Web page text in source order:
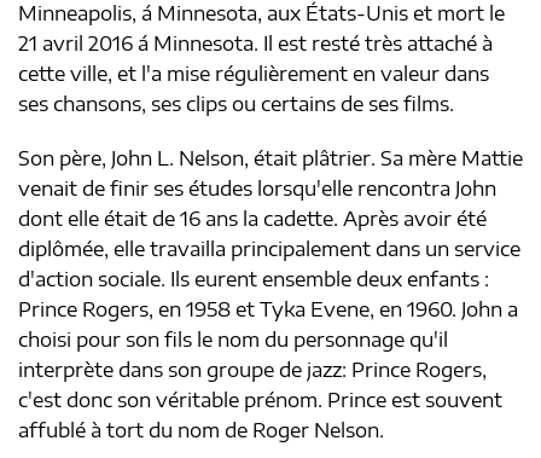
Minneapolis, á Minnesota, aux États-Unis et mort le
21 avril 2016 á Minnesota. Il est resté très attaché à
cette ville, et l'a mise régulièrement en valeur dans
ses chansons, ses clips ou certains de ses films.
Son père, John L. Nelson, était plâtrier. Sa mère Mattie
venait de finir ses études lorsqu'elle rencontra John
dont elle était de 16 ans la cadette. Après avoir été
diplômée, elle travailla principalement dans un service
d'action sociale. Ils eurent ensemble deux enfants :
Prince Rogers, en 1958 et Tyka Evene, en 1960. John a
choisi pour son fils le nom du personnage qu'il
interprète dans son groupe de jazz: Prince Rogers,
c'est donc son véritable prénom. Prince est souvent
affublé à tort du nom de Roger Nelson.